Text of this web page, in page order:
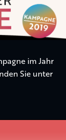
im Jahr
Sie unter